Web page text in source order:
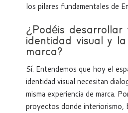
los pilares fundamentales de
¿Podéis desarrollar
identidad visual y
marca?
Sí. Entendemos que hoy el
identidad visual necesitan
misma experiencia de marca.
proyectos donde interiorismo,